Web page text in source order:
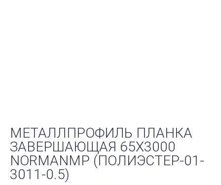
МЕТАЛЛПРОФИЛЬ ПЛАНКА
ЗАВЕРШАЮЩАЯ 65Х3000
NORMANMP (ПОЛИЭСТЕР-01-
3011-0.5)